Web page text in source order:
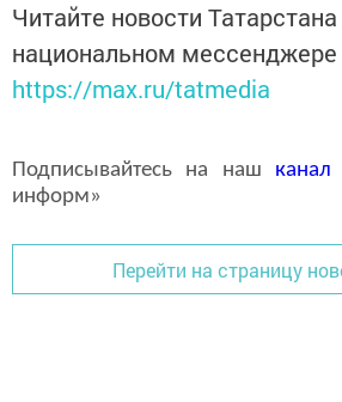
Читайте новости
национальном
https://max.ru/tatmedia
Подписывайтесь на наш канал
информ»
Перейти на страницу